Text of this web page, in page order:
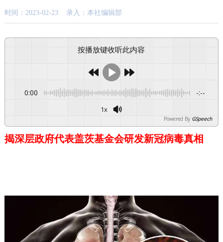
时间：2023-02-23 录入：本社编辑部
按播放键收听此内容
0:00 -:--
1x
Powered By GSpeech
揭深层政府代表盖茨基金会研发新冠病毒真相